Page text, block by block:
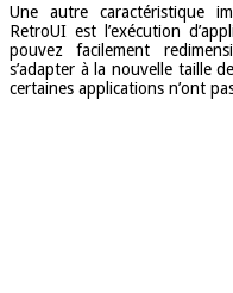
Une autre caractéristique
RetroUI est l’exécution
pouvez facilement
s’adapter à la nouvelle taille
certaines applications n’ont